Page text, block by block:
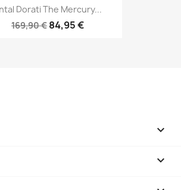
Dorati The Mercury...
169,90 € 84,95 €

